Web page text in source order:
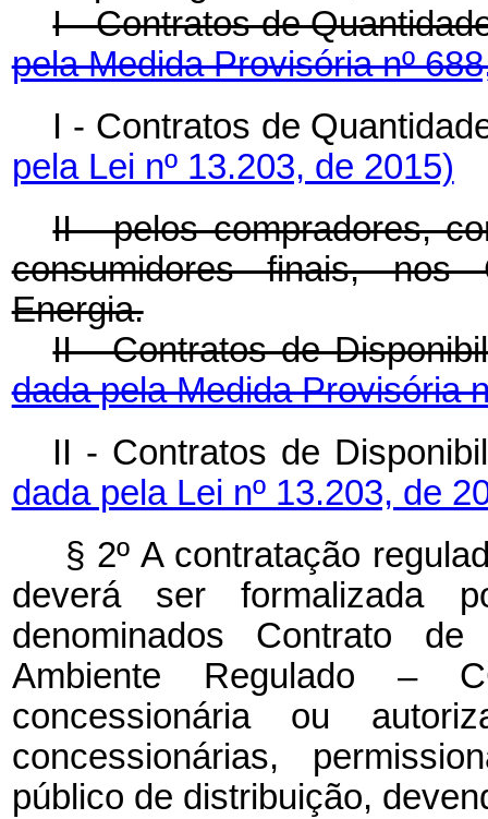
I - Contratos de
pela Medida Provisória nº
I - Contratos de
pela Lei nº 13.203, de 2015)
II - pelos compradores,
consumidores finais, nos
Energia.
II - Contratos de
dada pela Medida Provisória
II - Contratos de
dada pela Lei nº 13.203, de
§ 2º A contratação
deverá ser formalizada
denominados Contrato
Ambiente Regulado –
concessionária ou
concessionárias,
público de distribuição,